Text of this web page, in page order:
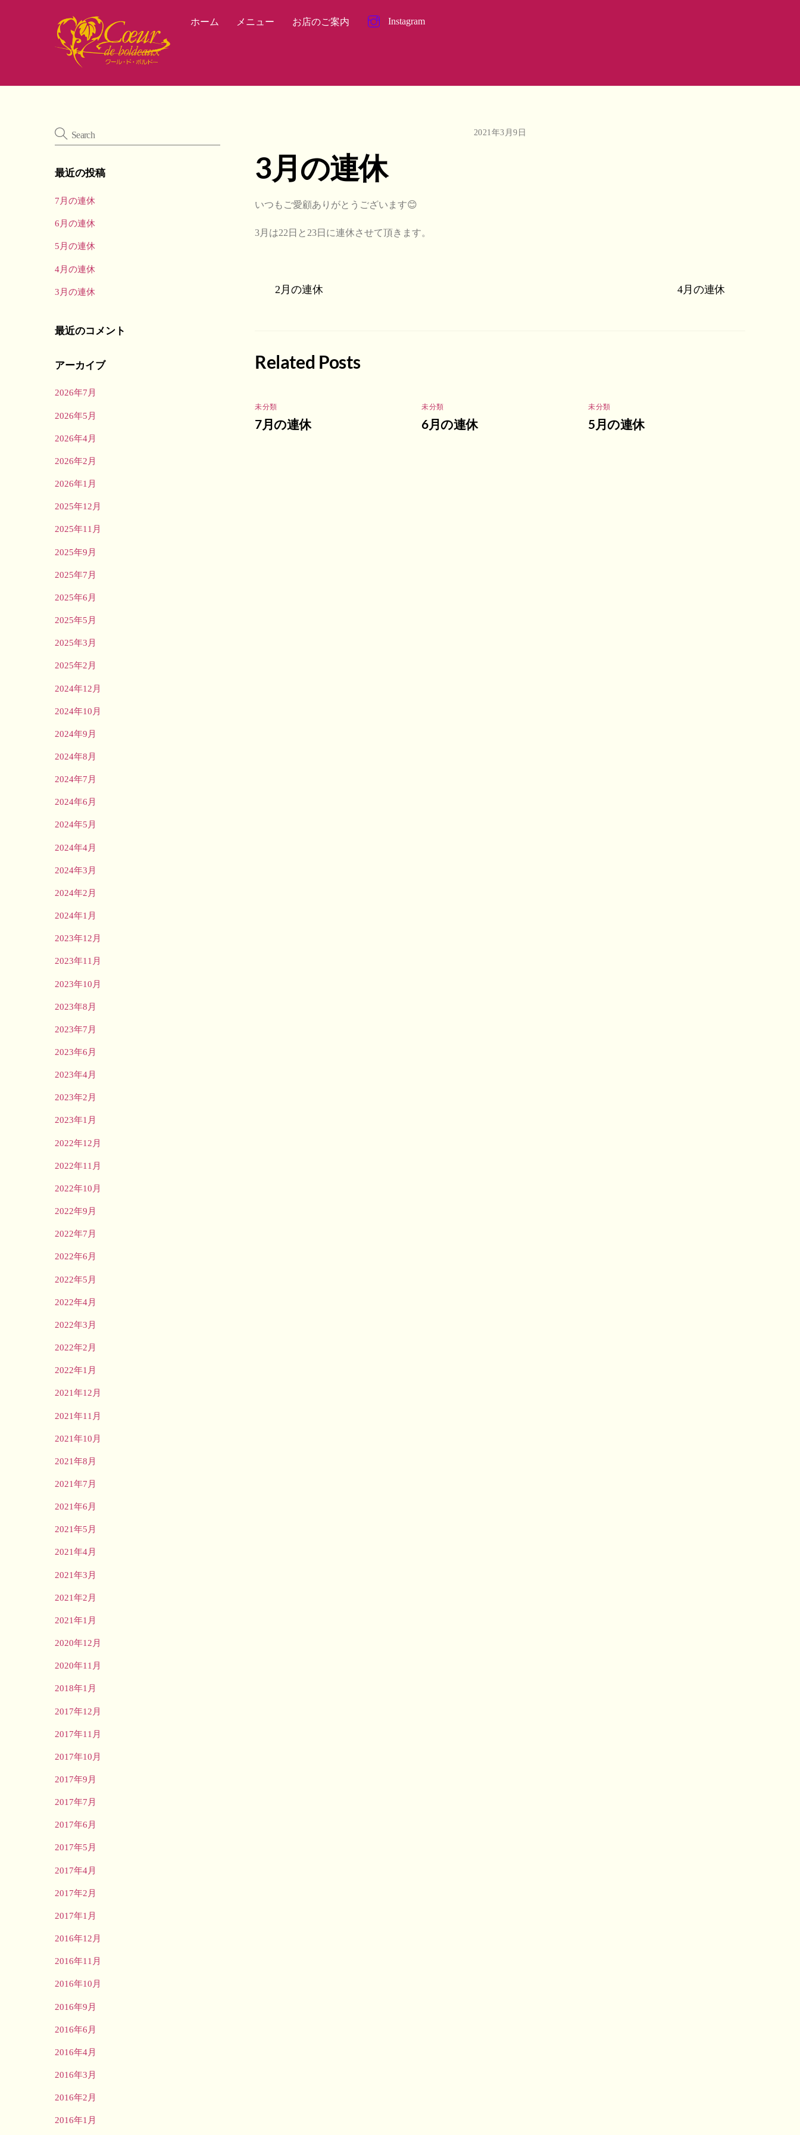
Instagram
ホーム メニュー お店のご案内
2021年3月9日
3月の連休
いつもご愛顧ありがとうございます😊
3月は22日と23日に連休させて頂きます。
2月の連休 4月の連休
Related Posts
未分類
7月の連休
未分類
6月の連休
未分類
5月の連休
最近の投稿
7月の連休
6月の連休
5月の連休
4月の連休
3月の連休
最近のコメント
アーカイブ
2026年7月
2026年5月
2026年4月
2026年2月
2026年1月
2025年12月
2025年11月
2025年9月
2025年7月
2025年6月
2025年5月
2025年3月
2025年2月
2024年12月
2024年10月
2024年9月
2024年8月
2024年7月
2024年6月
2024年5月
2024年4月
2024年3月
2024年2月
2024年1月
2023年12月
2023年11月
2023年10月
2023年8月
2023年7月
2023年6月
2023年4月
2023年2月
2023年1月
2022年12月
2022年11月
2022年10月
2022年9月
2022年7月
2022年6月
2022年5月
2022年4月
2022年3月
2022年2月
2022年1月
2021年12月
2021年11月
2021年10月
2021年8月
2021年7月
2021年6月
2021年5月
2021年4月
2021年3月
2021年2月
2021年1月
2020年12月
2020年11月
2018年1月
2017年12月
2017年11月
2017年10月
2017年9月
2017年7月
2017年6月
2017年5月
2017年4月
2017年2月
2017年1月
2016年12月
2016年11月
2016年10月
2016年9月
2016年6月
2016年4月
2016年3月
2016年2月
2016年1月